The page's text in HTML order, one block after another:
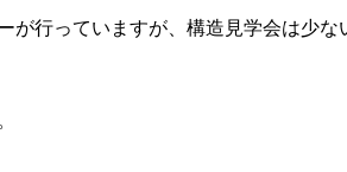
が行っていますが、構造見学会は少